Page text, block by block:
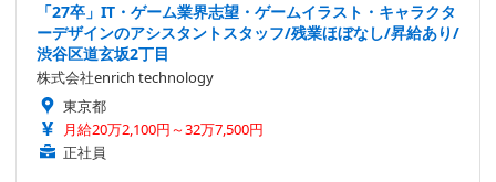
「27卒」IT・ゲーム業界志望・ゲームイラスト・キャラクタ
ーデザインのアシスタントスタッフ/残業ほぼなし/昇給あり/
渋谷区道玄坂2丁目
株式会社enrich technology
東京都
月給20万2,100円～32万7,500円
正社員